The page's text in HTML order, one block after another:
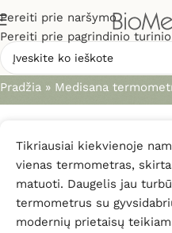
Pereiti prie naršymo
Pereiti prie pagrindinio turinio
Medisana
Pradžia » Medisana
Tikriausiai kiekvienoje
vienas termometras,
matuoti. Daugelis jau
termometrus su
modernių prietaisų